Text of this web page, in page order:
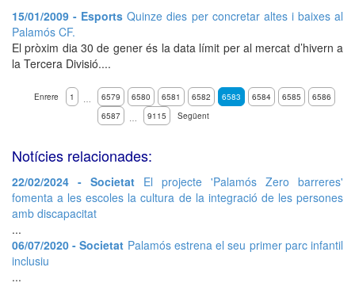
15/01/2009 - EsportsQuinze dies per concretar altes i baixes al
Palamós CF.
El pròxim dia 30 de gener és la data límit per al mercat d’hivern a
la Tercera Divisió....
Enrere 1 … 6579 6580 6581 6582 6583 6584 6585
6586
6587
… 9115 Següent
Notícies relacionades:
22/02/2024 - Societat El projecte 'Palamós Zero barreres'
fomenta a les escoles la cultura de la integració de les persones
amb discapacitat
...
06/07/2020 - Societat Palamós estrena el seu primer parc infantil
inclusiu
...